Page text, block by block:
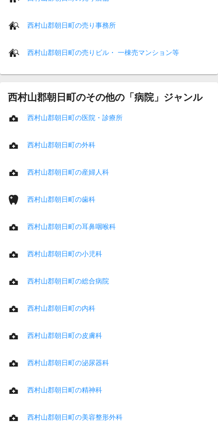
西村山郡朝日町の売り事務所
西村山郡朝日町の売りビル・ 一棟売マンション等
西村山郡朝日町のその他の「病院」ジャンル
西村山郡朝日町の医院・診療所
西村山郡朝日町の外科
西村山郡朝日町の産婦人科
西村山郡朝日町の歯科
西村山郡朝日町の耳鼻咽喉科
西村山郡朝日町の小児科
西村山郡朝日町の総合病院
西村山郡朝日町の内科
西村山郡朝日町の皮膚科
西村山郡朝日町の泌尿器科
西村山郡朝日町の精神科
西村山郡朝日町の美容整形外科